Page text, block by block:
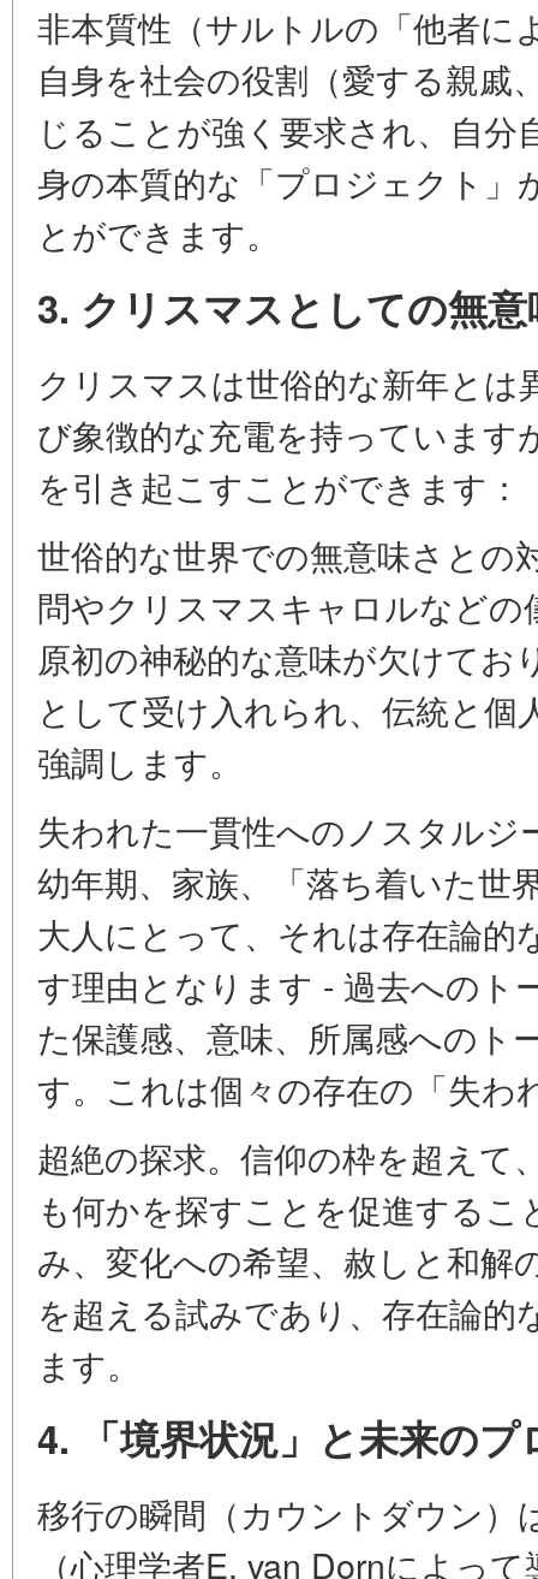
非本質性（サルトルの「他者に
自身を社会の役割（愛する親戚
じることが強く要求され、自分
身の本質的な「プロジェクト」
とができます。
3. クリスマスとしての無
クリスマスは世俗的な新年とは
び象徴的な充電を持っています
を引き起こすことができます：
世俗的な世界での無意味さとの
問やクリスマスキャロルなど
原初の神秘的な意味が欠けてお
として受け入れられ、伝統と
強調します。
失われた一貫性へのノスタル
幼年期、家族、「落ち着いた世
大人にとって、それは存在論
す理由となります - 過去へのト
た保護感、意味、所属感へのト
す。これは個々の存在の「失わ
超絶の探求。信仰の枠を超えて
も何かを探すことを促進する
み、変化への希望、赦しと和解
を超える試みであり、存在論
ます。
4. 「境界状況」と未来の
移行の瞬間（カウントダウン）
（心理学者E. van Dornによっ